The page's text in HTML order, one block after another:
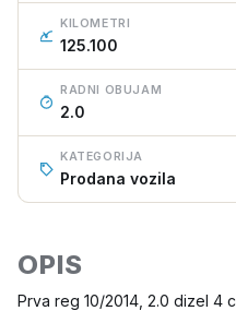
KILOMETRI
125.100
RADNI OBUJAM
2.0
KATEGORIJA
Prodana vozila
OPIS
Prva reg 10/2014, 2.0 dizel 4